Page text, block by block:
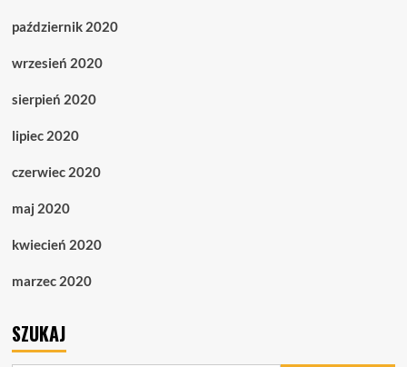
październik 2020
wrzesień 2020
sierpień 2020
lipiec 2020
czerwiec 2020
maj 2020
kwiecień 2020
marzec 2020
SZUKAJ